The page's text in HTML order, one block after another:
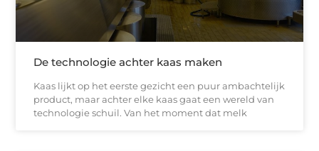
De technologie achter kaas maken
Kaas lijkt op het eerste gezicht een puur ambachtelijk
product, maar achter elke kaas gaat een wereld van
technologie schuil. Van het moment dat melk